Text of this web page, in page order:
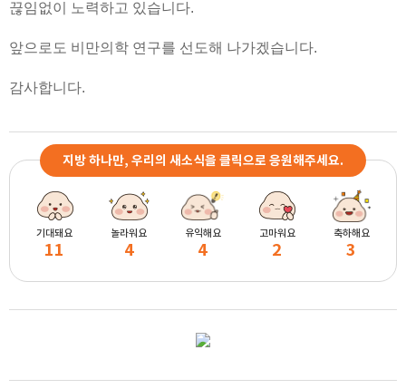
끊임없이 노력하고 있습니다.
앞으로도 비만의학 연구를 선도해 나가겠습니다.
감사합니다.
지방 하나만, 우리의 새소식을 클릭으로 응원해주세요.
기대돼요
11
놀라워요
4
유익해요
4
고마워요
2
축하해요
3